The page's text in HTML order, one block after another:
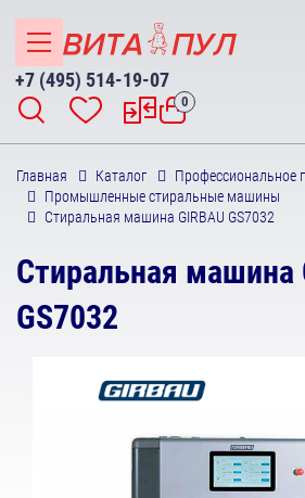
+7 (495) 514-19-07
0
Главная Каталог
Профессиональное
Промышленные стиральные машины
Стиральная машина GIRBAU GS7032
Стиральная машина
GS7032